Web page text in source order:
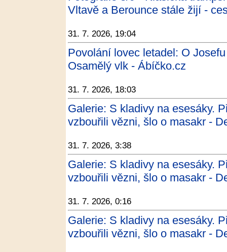
Vltavě a Berounce stále žijí -
31. 7. 2026, 19:04
Povolání lovec letadel: O
Osamělý vlk - Ábíčko.cz
31. 7. 2026, 18:03
Galerie: S kladivy na esesáky.
vzbouřili vězni, šlo o masakr -
31. 7. 2026, 3:38
Galerie: S kladivy na esesáky.
vzbouřili vězni, šlo o masakr -
31. 7. 2026, 0:16
Galerie: S kladivy na esesáky.
vzbouřili vězni, šlo o masakr -